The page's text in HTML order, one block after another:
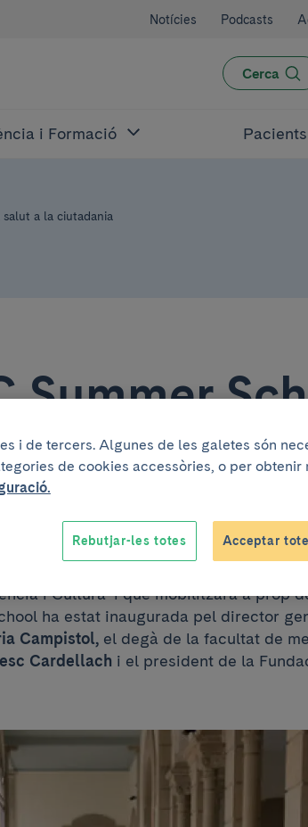
Notícies Podcasts
Cerca
i Formació
a la ciutadania
Summer
ciutadania
i Cultura’ i que mobilitzarà a prop
ha estat inaugurada pel director
Campistol, el degà de la facultat de
Cardellach i el president de la
i de tercers. Algunes de les galetes són
de cookies accessòries, o per obtenir
Rebutjar-les totes Acceptar